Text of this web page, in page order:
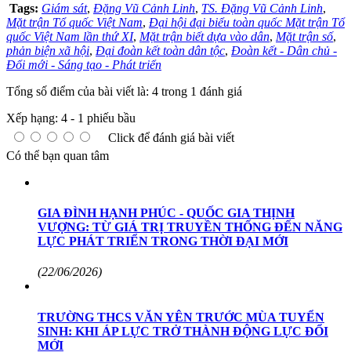
Tags: Giám sát, Đặng Vũ Cảnh Linh, TS. Đặng Vũ Cảnh Linh,
Mặt trận Tổ quốc Việt Nam, Đại hội đại biểu toàn quốc Mặt trận Tổ
quốc Việt Nam lần thứ XI, Mặt trận biết dựa vào dân, Mặt trận số,
phản biện xã hội, Đại đoàn kết toàn dân tộc, Đoàn kết - Dân chủ -
Đổi mới - Sáng tạo - Phát triển
Tổng số điểm của bài viết là: 4 trong 1 đánh giá
Xếp hạng: 4 - 1 phiếu bầu
Click để đánh giá bài viết
Có thể bạn quan tâm
GIA ĐÌNH HẠNH PHÚC - QUỐC GIA THỊNH
VƯỢNG: TỪ GIÁ TRỊ TRUYỀN THỐNG ĐẾN NĂNG
LỰC PHÁT TRIỂN TRONG THỜI ĐẠI MỚI
(22/06/2026)
TRƯỜNG THCS VĂN YÊN TRƯỚC MÙA TUYỂN
SINH: KHI ÁP LỰC TRỞ THÀNH ĐỘNG LỰC ĐỔI
MỚI